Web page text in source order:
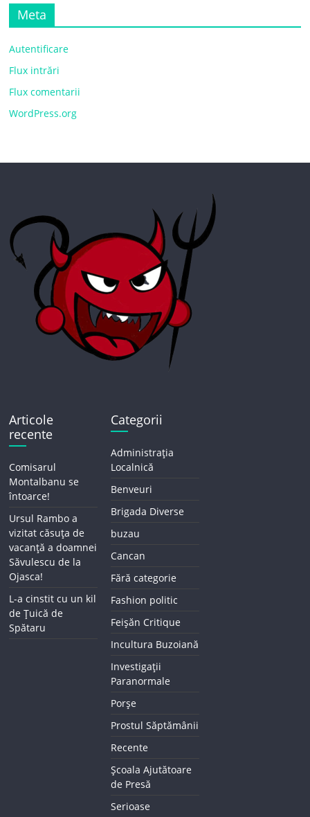
Meta
Autentificare
Flux intrări
Flux comentarii
WordPress.org
Articole
recente
Comisarul
Montalbanu se
întoarce!
Ursul Rambo a
vizitat căsuța de
vacanță a doamnei
Săvulescu de la
Ojasca!
L-a cinstit cu un kil
de Țuică de
Spătaru
Categorii
Administrația
Localnică
Benveuri
Brigada Diverse
buzau
Cancan
Fără categorie
Fashion politic
Feișăn Critique
Incultura Buzoiană
Investigații
Paranormale
Porșe
Prostul Săptămânii
Recente
Școala Ajutătoare
de Presă
Serioase